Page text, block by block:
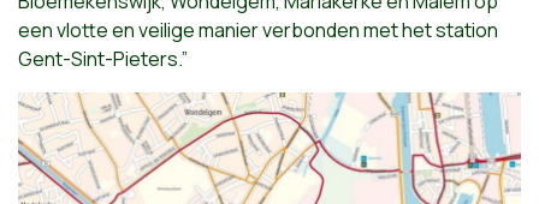
een vlotte en veilige manier verbonden met het station
Gent-Sint-Pieters.”